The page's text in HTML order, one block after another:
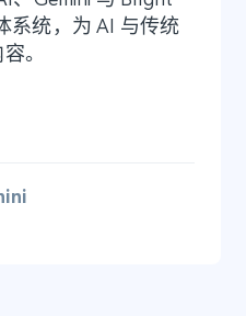
系统，为 AI 与传统
。